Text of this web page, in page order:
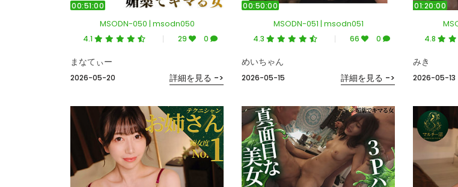
00:51:00
MSODN-050 | msodn050
4.1 29 0
2026-05-20
まなてぃー
詳細を見る ->
00:50:00
MSODN-051 | msodn051
4.3 66 0
2026-05-15
めいちゃん
詳細を見る ->
01:20:00
4.8
2026-05-13
みき